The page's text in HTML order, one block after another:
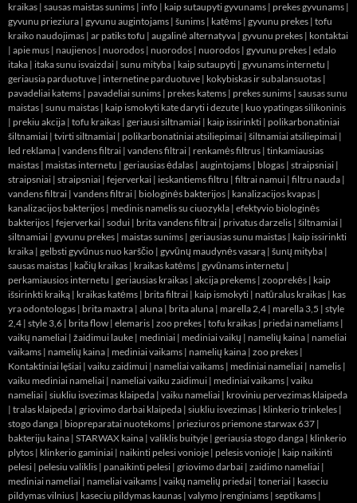
kraikas | sausas maistas sunims | info | kaip sutaupyti gyvunams | prekes gyvunams |
gyvunu prieziura | gyvunu augintojams | šunims | katėms | gyvunu prekes | tofu
kraiko naudojimas | ar patiks tofu | augalinė alternatyva | gyvunu prekes | kontaktai
| apie mus | naujienos | nuorodos | nuorodos | nuorodos | gyvunu prekes | edalo
itaka | itaka sunu isvaizdai | sunu mityba | kaip sutaupyti | gyvunams internetu |
geriausia parduotuve | internetine parduotuve | kokybiskas ir subalansuotas |
pavadeliai katems | pavadeliai sunims | prekes katems | prekes sunims | sausas sunu
maistas | sunu maistas | kaip ismokyti kate daryti i dezute | kuo ypatingas silikoninis
| prekiu akcija | tofu kraikas | geriausi siltnamiai | kaip issirinkti | polikarbonatiniai
šiltnamiai | tvirti siltnamiai | polikarbonatiniai atsiliepimai | šiltnamiai atsiliepimai |
led reklama | vandens filtrai | vandens filtrai | renkamės filtrus | tinkamiausias
maistas | maistas internetu | geriausias ėdalas | augintojams | blogas | straipsniai |
straipsniai | straipsniai | fejerverkai | ieskantiems filtru | filtrai namui | filtru nauda |
vandens filtrai | vandens filtrai | biologinės bakterijos | kanalizacijos kvapas |
kanalizacijos bakterijos | medinis namelis su ciuozykla | efektyvio biologinės
bakterijos | fejerverkai | sodui | brita vandens filtrai | privatus darzelis | šiltnamiai |
siltnamiai | gyvunu prekes | maistas sunims | geriausias sunu maistas | kaip issirinkti
kraika | gelbsti gyvūnus nuo karščio | gyvūnų maudynės vasarą | šunų mityba |
sausas maistas | kačių kraikas | kraikas katėms | gyvūnams internetu |
perkamiausios internetu | geriausias kraikas | akcija prekems | zooprekės | kaip
išsirinkti kraiką | kraikas katėms | brita filtrai | kaip ismokyti | natūralus kraikas | kas
yra odontologas | brita maxtra | aluna | brita aluna | marella 2,4 | marella 3,5 | style
2,4 | style 3,6 | brita flow | elemaris | zoo prekes | tofu kraikas | priedai nameliams |
vaikų nameliai | žaidimui lauke | mediniai | mediniai vaikų | namelių kaina | nameliai
vaikams | namelių kaina | mediniai vaikams | namelių kaina | zoo prekes |
Kontaktiniai lęšiai | vaiku zaidimui | nameliai vaikams | mediniai nameliai | namelis |
vaiku mediniai nameliai | nameliai vaiku zaidimui | mediniai vaikams | vaiku
nameliai | siukliu isvezimas klaipeda | vaiku nameliai | kroviniu pervezimas klaipeda
| tralas klaipeda | griovimo darbai klaipeda | siukliu isvezimas | klinkerio trinkeles |
stogo danga | biopreparatai nuotekoms | prieziuros priemone starwax 637 |
bakteriju kaina | STARWAX kaina | valiklis buityje | geriausia stogo danga | klinkerio
plytos | klinkerio gaminiai | naikinti pelesi vonioje | pelesis vonioje | kaip naikinti
pelesi | pelesiu valiklis | panaikinti pelesi | griovimo darbai | zaidimo nameliai |
mediniai nameliai | nameliai vaikams | vaikų namelių priedai | toneriai | kaseciu
pildymas vilnius | kaseciu pildymas kaunas | valymo įrenginiams | septikams |